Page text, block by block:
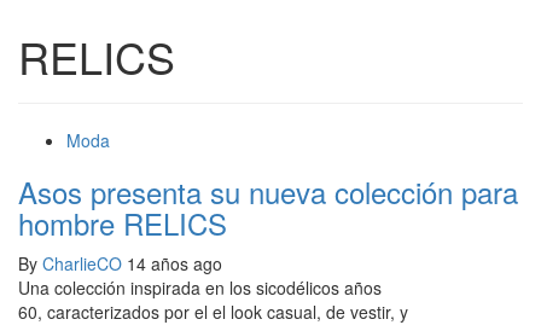
RELICS
Moda
Asos presenta su nueva colección para
hombre RELICS
By CharlieCO 14 años ago
Una colección inspirada en los sicodélicos años
60, caracterizados por el el look casual, de vestir, y